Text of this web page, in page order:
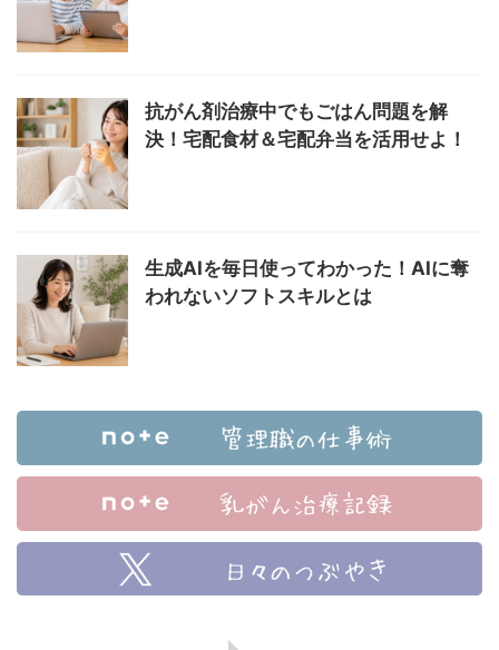
抗がん剤治療中でもごはん問題を解
決！宅配食材＆宅配弁当を活用せよ！
生成AIを毎日使ってわかった！AIに奪
われないソフトスキルとは